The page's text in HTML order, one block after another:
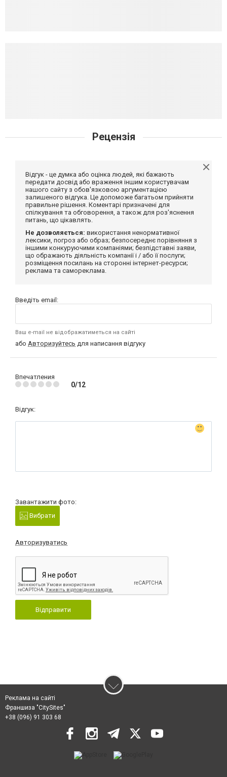
Рецензія
Відгук - це думка або оцінка людей, які бажають
передати досвід або враження іншим користувачам
нашого сайту з обов'язковою аргументацією
залишеного відгука. Це допоможе багатьом прийняти
правильне рішення. Коментарі призначені для
спілкування та обговорення, а також для роз'яснення
питань, що цікавлять.
Не дозволяється: використання ненормативної
лексики, погроз або образ; безпосереднє порівняння з
іншими конкуруючими компаніями; безпідставні заяви,
що ображають діяльність компанії і / або її послуги;
розміщення посилань на сторонні інтернет-ресурси;
реклама та самореклама.
Введіть email:
Ваш e-mail не відображатиметься на сайті
або Авторизуйтесь для написання відгуку
Впечатления
0/12
Відгук:
Завантажити фото:
Вибрати
Авторизуватись
Відправити
Реклама на сайті
Франшиза "CitySites"
+38 (096) 91 303 68